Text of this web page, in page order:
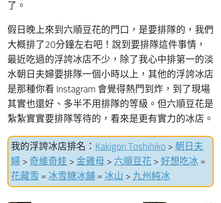
了。
假日晚上來到六順豆花的門口，是要排隊的，我們
大概排了20分鐘左右吧！說到要排隊這件事情，
最近吃過的浮誇冰店不少，除了我心中排第一的淡
水朝日夫婦要排隊一個小時以上，其他的浮誇冰店
是那種你看 Instagram 會覺得熱門到炸，到了現場
其實也還好、多半不用排隊的等級。但六順豆花是
紮紮實實要排隊等待的，看來是更有實力的冰店。
我的浮誇冰店排名： Kakigori Toshihiko > 朝日夫
婦 > 奇維奇娃 > 金雞母 > 六順豆花 > 好想吃冰 =
花藏雪 = 冰雪糖冰舖 = 冰山 > 九州純冰